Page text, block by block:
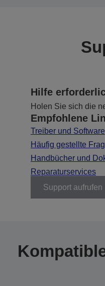
Hilfe
Holen Sie sich die
Empfohlene
Treiber und Software
Häufig gestellte
Handbücher und
Reparaturservices
Support aufrufen